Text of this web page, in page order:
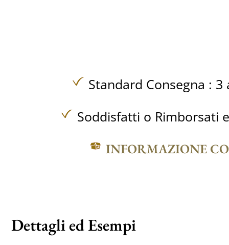
Standard Consegna : 3
Soddisfatti o Rimborsati
INFORMAZIONE
Dettagli ed Esempi